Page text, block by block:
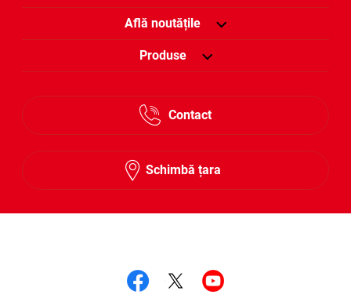
Află noutățile
Produse
Contact
Schimbă țara